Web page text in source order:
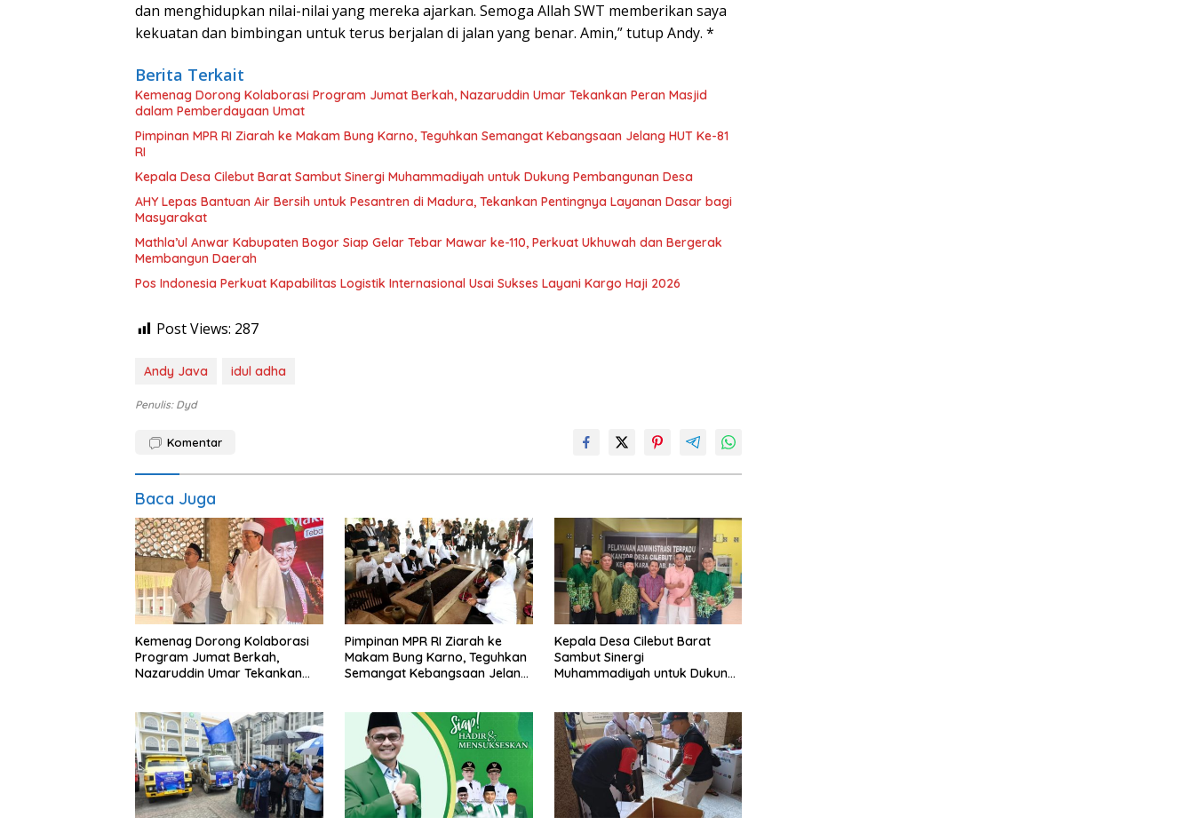
dan menghidupkan nilai-nilai yang mereka ajarkan. Semoga Allah SWT memberikan saya
kekuatan dan bimbingan untuk terus berjalan di jalan yang benar. Amin,” tutup Andy. *
Berita Terkait
Kemenag Dorong Kolaborasi Program Jumat Berkah, Nazaruddin Umar Tekankan Peran Masjid
dalam Pemberdayaan Umat
Pimpinan MPR RI Ziarah ke Makam Bung Karno, Teguhkan Semangat Kebangsaan Jelang HUT Ke-81
RI
Kepala Desa Cilebut Barat Sambut Sinergi Muhammadiyah untuk Dukung Pembangunan Desa
AHY Lepas Bantuan Air Bersih untuk Pesantren di Madura, Tekankan Pentingnya Layanan Dasar bagi
Masyarakat
Mathla’ul Anwar Kabupaten Bogor Siap Gelar Tebar Mawar ke-110, Perkuat Ukhuwah dan Bergerak
Membangun Daerah
Pos Indonesia Perkuat Kapabilitas Logistik Internasional Usai Sukses Layani Kargo Haji 2026
Post Views: 287
Andy Java idul adha
Penulis: Dyd
Komentar
Baca Juga
Kemenag Dorong Kolaborasi
Program Jumat Berkah,
Nazaruddin Umar Tekankan
Pimpinan MPR RI Ziarah ke
Makam Bung Karno, Teguhkan
Semangat Kebangsaan Jelang
Kepala Desa Cilebut Barat
Sambut Sinergi
Muhammadiyah untuk Dukung